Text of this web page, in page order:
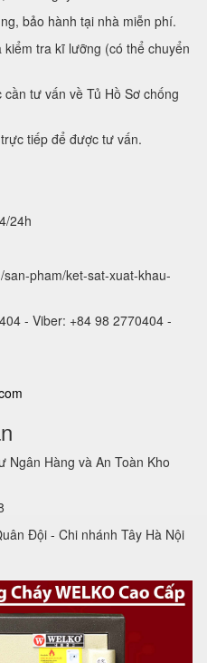
bảo hành tại nhà miễn phí.
tra kĩ lưỡng (có thể chuyển
tư vấn về Tủ Hồ Sơ chống
tiếp để được tư vấn.
24h
pham/ket-sat-xuat-khau-
- Viber: +84 98 2770404 -
Ngân Hàng và An Toàn Kho
Đội - Chi nhánh Tây Hà Nội